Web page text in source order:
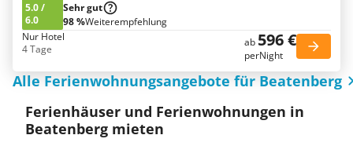
5.0/
6.0
Sehr gut
98 %Weiterempfehlung
Nur Hotel
4 Tage
ab 596 €
perNight
Alle Ferienwohnungsangebote für Beatenberg
Ferienhäuser und Ferienwohnungen in
Beatenberg mieten